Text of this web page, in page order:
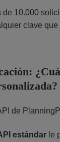
de 10.000
clave
de
estándar le